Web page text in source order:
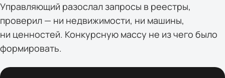
Управляющий разослал запросы в реестры,
проверил — ни недвижимости, ни машины,
ни ценностей. Конкурсную массу не из чего было
формировать.